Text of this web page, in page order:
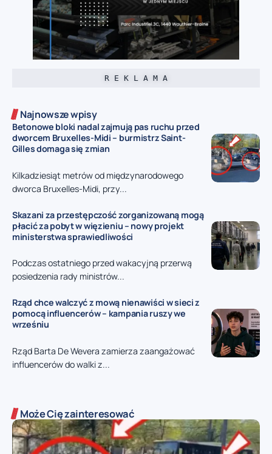
R E K L A M A
Najnowsze wpisy
Betonowe bloki nadal zajmują pas ruchu przed
dworcem Bruxelles-Midi – burmistrz Saint-
Gilles domaga się zmian
Kilkadziesiąt metrów od międzynarodowego
dworca Bruxelles-Midi, przy...
Skazani za przestępczość zorganizowaną mogą
płacić za pobyt w więzieniu – nowy projekt
ministerstwa sprawiedliwości
Podczas ostatniego przed wakacyjną przerwą
posiedzenia rady ministrów...
Rząd chce walczyć z mową nienawiści w sieci z
pomocą influencerów – kampania ruszy we
wrześniu
Rząd Barta De Wevera zamierza zaangażować
influencerów do walki z...
Może Cię zainteresować